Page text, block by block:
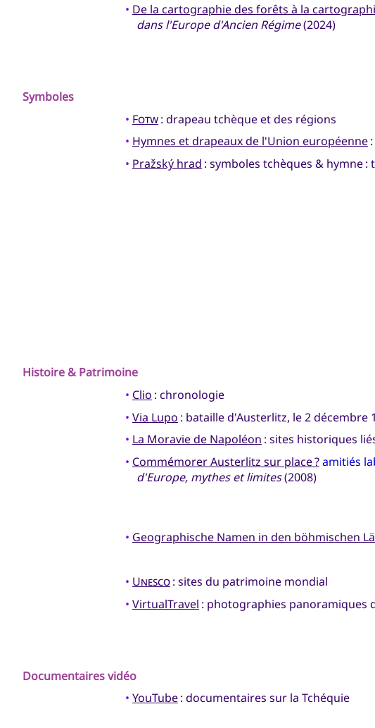
• De la cartographie des forêts à la
dans l'Europe d'Ancien Régime(2024)
Symboles
• Fotw: drapeau tchèque et des régions
• Hymnes et drapeaux de l'Union européenne:
• Pražský hrad : symboles tchèques & hymne
Histoire & Patrimoine
• Clio : chronologie
• Via Lupo : bataille d'Austerlitz, le 2 décembre
• La Moravie de Napoléon : sites historiques
• Commémorer Austerlitz sur place ?amitiés
d'Europe, mythes et limites(2008)
• Geographische Namen in den böhmischen
• Unesco: sites du patrimoine mondial
• VirtualTravel : photographies panoramiques
Documentaires vidéo
• YouTube: documentaires sur la Tchéquie